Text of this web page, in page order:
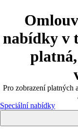
nabídky v
Pro zobrazení platných
Speciální nabídky